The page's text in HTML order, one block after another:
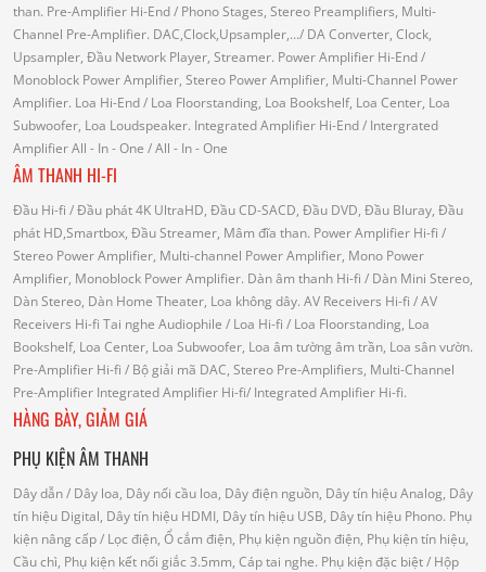
than. Pre-Amplifier Hi-End/ Phono Stages, Stereo Preamplifiers, Multi-
Channel Pre-Amplifier. DAC,Clock,Upsampler,.../ DA Converter, Clock,
Upsampler, Đầu Network Player, Streamer. Power Amplifier Hi-End/
Monoblock Power Amplifier, Stereo Power Amplifier, Multi-Channel Power
Amplifier. Loa Hi-End/ Loa Floorstanding, Loa Bookshelf, Loa Center, Loa
Subwoofer, Loa Loudspeaker. Integrated Amplifier Hi-End/ Intergrated
AmplifierAll - In - One / All - In - One
ÂM THANH HI-FI
Đầu Hi-fi / Đầu phát 4K UltraHD, Đầu CD-SACD, Đầu DVD, Đầu Bluray, Đầu
phát HD,Smartbox, Đầu Streamer, Mâm đĩa than. Power Amplifier Hi-fi /
Stereo Power Amplifier, Multi-channel Power Amplifier, Mono Power
Amplifier, Monoblock Power Amplifier. Dàn âm thanh Hi-fi / Dàn Mini Stereo,
Dàn Stereo, Dàn Home Theater, Loa không dây. AV Receivers Hi-fi / AV
Receivers Hi-fi Tai nghe Audiophile / Loa Hi-fi / Loa Floorstanding, Loa
Bookshelf, Loa Center, Loa Subwoofer, Loa âm tường âm trần, Loa sân vườn.
Pre-Amplifier Hi-fi / Bộ giải mã DAC, Stereo Pre-Amplifiers, Multi-Channel
Pre-Amplifier Integrated Amplifier Hi-fi/ Integrated Amplifier Hi-fi.
HÀNG BÀY, GIẢM GIÁ
PHỤ KIỆN ÂM THANH
Dây dẫn/ Dây loa, Dây nối cầu loa, Dây điện nguồn, Dây tín hiệu Analog, Dây
tín hiệu Digital, Dây tín hiệu HDMI, Dây tín hiệu USB, Dây tín hiệu Phono. Phụ
kiện nâng cấp/ Lọc điện, Ổ cắm điện, Phụ kiện nguồn điện, Phụ kiện tín hiệu,
Cầu chì, Phụ kiện kết nối giắc 3.5mm, Cáp tai nghe. Phụ kiện đặc biệt/ Hộp